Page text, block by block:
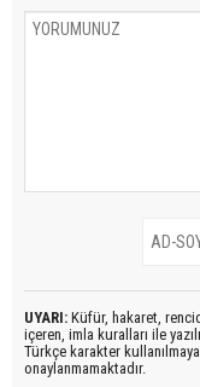
UYARI: Küfür, hakaret,
içeren, imla kuralları ile
Türkçe karakter
onaylanmamaktadır.